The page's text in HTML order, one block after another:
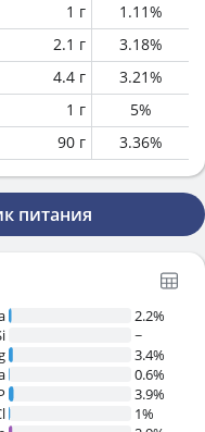
1 г 1.11%
2.1 г 3.18%
4.4 г 3.21%
1 г 5%
90 г 3.36%
питания
2.2%
~
3.4%
0.6%
3.9%
1%